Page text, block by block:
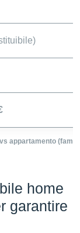
appartamento
home
garantire